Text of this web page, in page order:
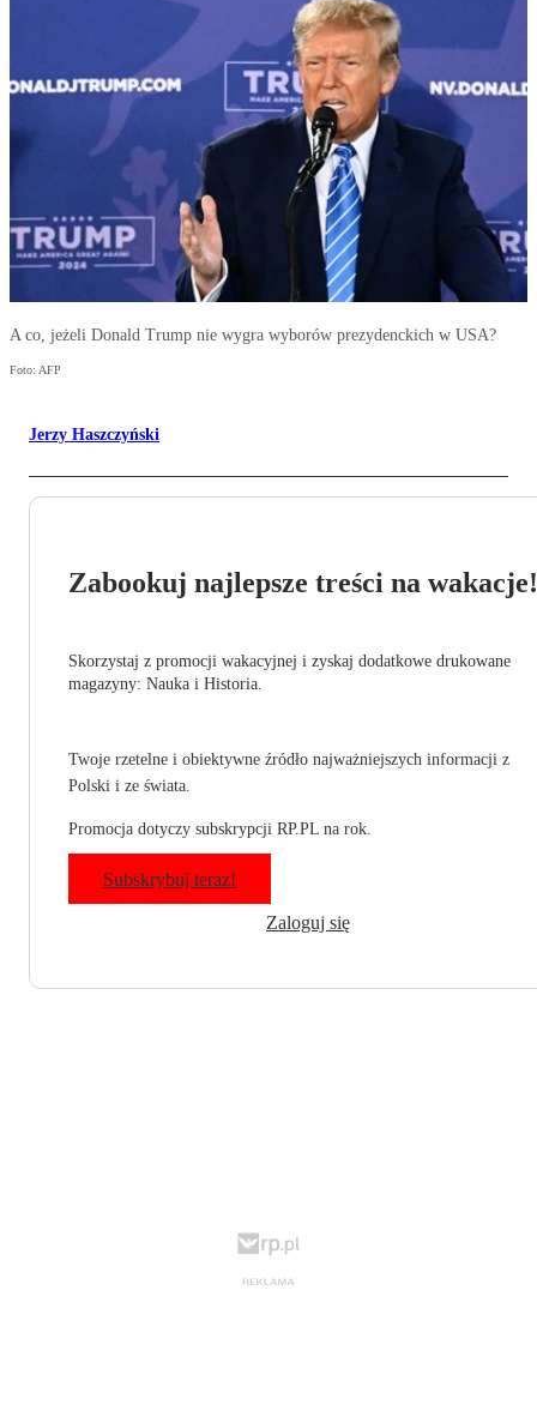
A co, jeżeli Donald Trump nie wygra wyborów prezydenckich w USA?
Foto: AFP
Jerzy Haszczyński
Zabookuj najlepsze treści na wakacje!
Skorzystaj z promocji wakacyjnej i zyskaj dodatkowe drukowane
magazyny: Nauka i Historia.
Twoje rzetelne i obiektywne źródło najważniejszych informacji z
Polski i ze świata.
Promocja dotyczy subskrypcji RP.PL na rok.
Subskrybuj teraz!
Zaloguj się